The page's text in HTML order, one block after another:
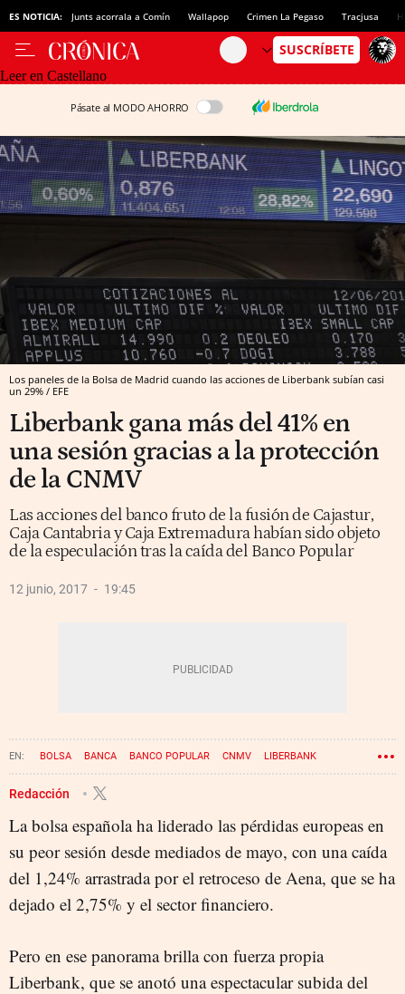
ES NOTICIA: Junts acorrala a Comín Wallapop Crimen La Pegaso Tracjusa
Leer en Castellano
Pásate al MODO AHORRO
Los paneles de la Bolsa de Madrid cuando las acciones de Liberbank subían casi
un 29% / EFE
Liberbank gana más del 41% en
una sesión gracias a la protección
de la CNMV
Las acciones del banco fruto de la fusión de Cajastur,
Caja Cantabria y Caja Extremadura habían sido objeto
de la especulación tras la caída del Banco Popular
12 junio, 2017 19:45
BOLSA BANCA BANCO POPULAR CNMV LIBERBANK
Redacción
La bolsa española ha liderado las pérdidas europeas en
su peor sesión desde mediados de mayo, con una caída
del 1,24% arrastrada por el retroceso de Aena, que se ha
dejado el 2,75% y el sector financiero.
Pero en ese panorama brilla con fuerza propia
Liberbank, que se anotó una espectacular subida del